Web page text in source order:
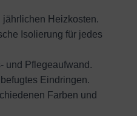
jährlichen Heizkosten.
Isolierung für jedes
und Pflegeaufwand.
Eindringen.
Farben und